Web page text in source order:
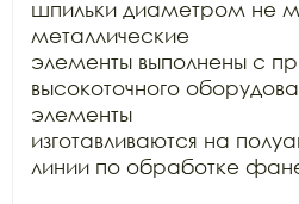
шпильки диаметром не
металлические
элементы выполнены с
высокоточного
элементы
изготавливаются на
линии по обработке